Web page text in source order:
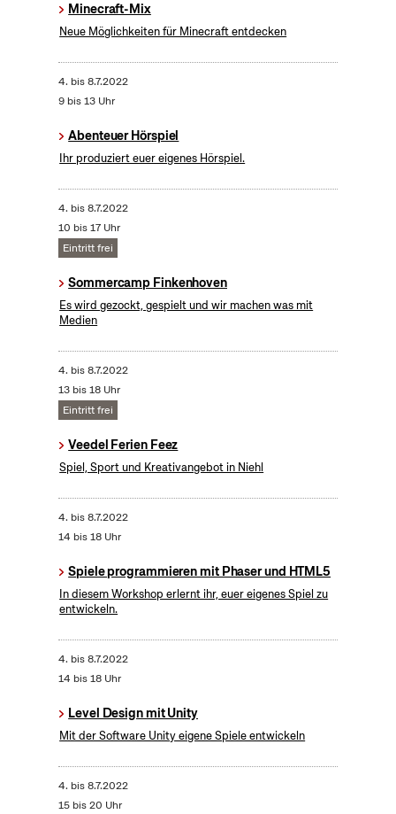
Minecraft-Mix
Neue Möglichkeiten für Minecraft entdecken
4. bis8.7.2022
9 bis 13 Uhr
Abenteuer Hörspiel
Ihr produziert euer eigenes Hörspiel.
4. bis8.7.2022
10 bis 17 Uhr
Eintritt frei
Sommercamp Finkenhoven
Es wird gezockt, gespielt und wir machen was mit
Medien
4. bis8.7.2022
13 bis 18 Uhr
Eintritt frei
Veedel Ferien Feez
Spiel, Sport und Kreativangebot in Niehl
4. bis8.7.2022
14 bis 18 Uhr
Spiele programmieren mit Phaser und HTML5
In diesem Workshop erlernt ihr, euer eigenes Spiel zu
entwickeln.
4. bis8.7.2022
14 bis 18 Uhr
Level Design mit Unity
Mit der Software Unity eigene Spiele entwickeln
4. bis8.7.2022
15 bis 20 Uhr